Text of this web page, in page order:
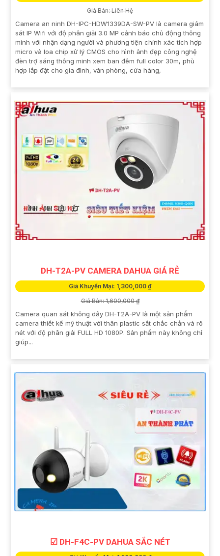
Giá Bán: Liên Hệ
Camera an ninh DH-IPC-HDW1339DA-SW-PV là camera giám
sát IP Wifi với độ phân giải 3.0 MP cảnh báo chủ động thông
minh với nhận dạng người và phương tiện chính xác tích hợp
micro và loa chip xử lý CMOS cho hình ảnh đẹp công nghệ
đèn trợ sáng thông minh xem ban đêm full color 30m, phù
hợp lắp đặt cho gia đình, văn phòng, cửa hàng,
DH-T2A-PV CAMERA DAHUA GIÁ RẺ
Giá Khuyến Mại: 1,300,000 ₫
Giá Bán: 1,600,000 ₫
Camera quan sát không dây DH-T2A-PV là một sản phẩm
camera thiết kế mỹ thuật với thân plastic sắt chắc chắn và rõ
nét với độ phân giải FULL HD 1080P. Sản phẩm này không chỉ
giúp...
☑ DH-F4C-PV DAHUA SẮC NÉT